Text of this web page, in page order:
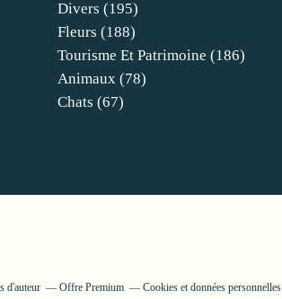
Divers (195)
Fleurs (188)
Tourisme Et Patrimoine (186)
Animaux (78)
Chats (67)
d'auteur Offre Premium Cookies et données personnelles